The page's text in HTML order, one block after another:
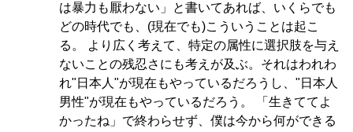
は暴力も厭わない」と書いてあれば、いくらでも
どの時代でも、(現在でも)こういうことは起こ
る。 より広く考えて、特定の属性に選択肢を与え
ないことの残忍さにも考えが及ぶ。それはわれわ
れ"日本人"が現在もやっているだろうし、"日本人
男性"が現在もやっているだろう。 「生きててよ
かったね」で終わらせず、僕は今から何ができる